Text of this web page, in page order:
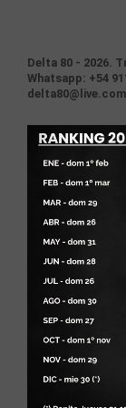
Delta 80 - 2026.
Whatsapp: +54